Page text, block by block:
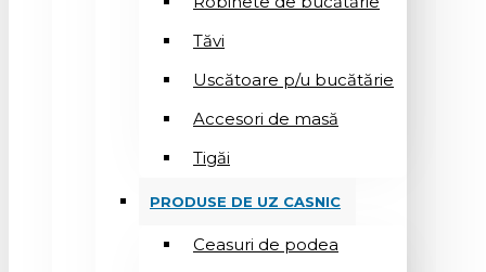
Tăvi
Uscătoare p/u bucătărie
Accesori de masă
Tigăi
PRODUSE DE UZ CASNIC
Ceasuri de podea